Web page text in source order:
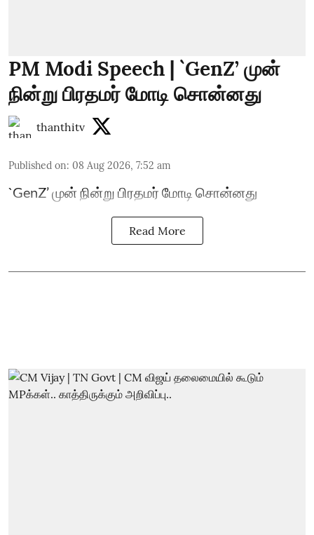
PM Modi Speech | `GenZ’ முன்
நின்று பிரதமர் மோடி சொன்னது
thanthitv
Published on: 08 Aug 2026, 7:52 am
`GenZ’ முன் நின்று பிரதமர் மோடி சொன்னது
Read More